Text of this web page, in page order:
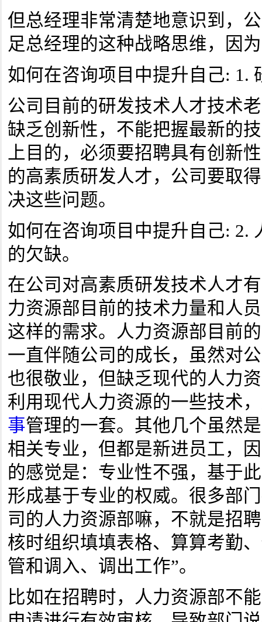
但总经理非常清楚地意识到，
足总经理的这种战略思维，因
如何在咨询项目中提升自己: 1.
公司目前的研发技术人才技术
缺乏创新性，不能把握最新的
上目的，必须要招聘具有创新
的高素质研发人才，公司要取
决这些问题。
如何在咨询项目中提升自己: 2.
的欠缺。
在公司对高素质研发技术人才
力资源部目前的技术力量和人
这样的需求。人力资源部目前
一直伴随公司的成长，虽然对
也很敬业，但缺乏现代的人力
利用现代人力资源的一些技术
事管理的一套。其他几个虽然
相关专业，但都是新进员工，
的感觉是：专业性不强，基于
形成基于专业的权威。很多部
司的人力资源部嘛，不就是招
核时组织填填表格、算算考勤
管和调入、调出工作”。
比如在招聘时，人力资源部不